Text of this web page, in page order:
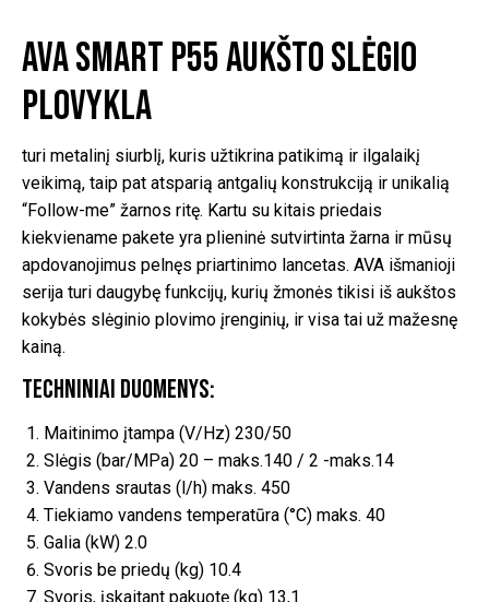
AVA Smart P55 Aukšto slėgio
plovykla
turi metalinį siurblį, kuris užtikrina patikimą ir ilgalaikį
veikimą, taip pat atsparią antgalių konstrukciją ir unikalią
“Follow-me” žarnos ritę. Kartu su kitais priedais
kiekviename pakete yra plieninė sutvirtinta žarna ir mūsų
apdovanojimus pelnęs priartinimo lancetas. AVA išmanioji
serija turi daugybę funkcijų, kurių žmonės tikisi iš aukštos
kokybės slėginio plovimo įrenginių, ir visa tai už mažesnę
kainą.
Techniniai duomenys:
Maitinimo įtampa (V/Hz) 230/50
Slėgis (bar/MPa) 20 – maks.140 / 2 -maks.14
Vandens srautas (l/h) maks. 450
Tiekiamo vandens temperatūra (°C) maks. 40
Galia (kW) 2.0
Svoris be priedų (kg) 10.4
Svoris, įskaitant pakuotę (kg) 13,1